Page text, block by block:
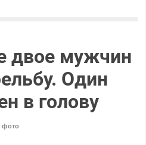
двое мужчин
Один
в голову
фото